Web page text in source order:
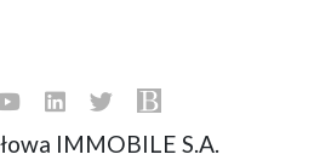
IMMOBILE S.A.